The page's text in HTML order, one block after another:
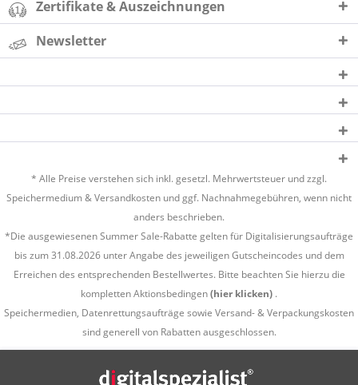
Zertifikate & Auszeichnungen
Newsletter
* Alle Preise verstehen sich inkl. gesetzl. Mehrwertsteuer und zzgl.
Speichermedium &Versandkosten und ggf. Nachnahmegebühren, wenn nicht
anders beschrieben.
*Die ausgewiesenen Summer Sale-Rabatte gelten für Digitalisierungsaufträge
bis zum 31.08.2026 unter Angabe des jeweiligen Gutscheincodes und dem
Erreichen des entsprechenden Bestellwertes. Bitte beachten Sie hierzu die
kompletten Aktionsbedingen(hier klicken) .
Speichermedien, Datenrettungsaufträge sowie Versand- & Verpackungskosten
sind generell von Rabatten ausgeschlossen.